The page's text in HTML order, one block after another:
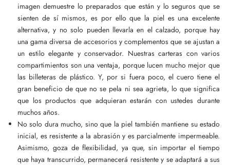
imagen demuestre lo preparados que están y lo seguros que se
sienten de sí mismos, es por ello que la piel es una excelente
alternativa, y no solo pueden llevarla en el calzado, porque hay
una gama diversa de accesorios y complementos que se ajustan a
un estilo elegante y conservador. Nuestras carteras con varios
compartimientos son una ventaja, porque lucen mucho mejor que
las billeteras de plástico. Y, por si fuera poco, el cuero tiene el
gran beneficio de que no se pela ni sea agrieta, lo que significa
que los productos que adquieran estarán con ustedes durante
muchos años.
No solo dura mucho, sino que la piel también mantiene su estado
inicial, es resistente a la abrasión y es parcialmente impermeable.
Asimismo, goza de flexibilidad, ya que, sin importar el tiempo
que haya transcurrido, permanecerá resistente y se adaptará a sus